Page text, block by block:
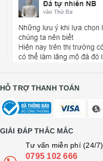
HỖ TRỢ THANH TOÁN
GIẢI ĐÁP THẮC MẮC
Tư vấn miễn phí (24/7)
0795 102 666